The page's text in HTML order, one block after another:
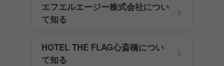
エフエルエージー株式会社につい
て知る
HOTEL THE FLAG心斎橋につい
て知る